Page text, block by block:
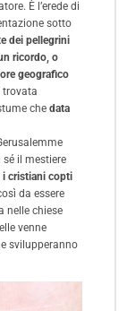
È l’erede di
sotto
dei pellegrini
ricordo, o
geografico
trovata
che data
il mestiere
i cristiani copti
da essere
nelle chiese
venne
svilupperanno